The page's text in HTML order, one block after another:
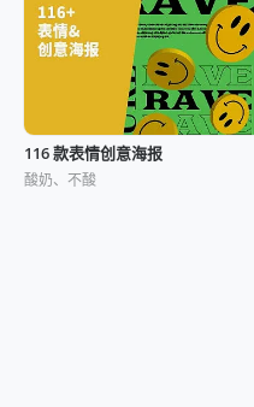
116 款表情创意海报
酸奶、不酸